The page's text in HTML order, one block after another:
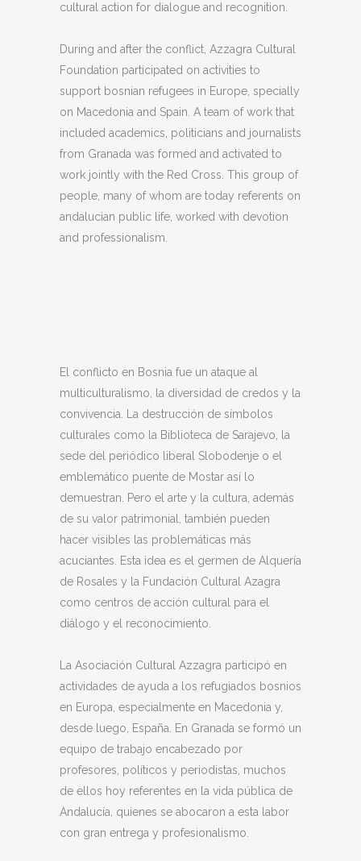
cultural action for dialogue and recognition.
During and after the conflict, Azzagra Cultural
Foundation participated on activities to
support bosnian refugees in Europe, specially
on Macedonia and Spain. A team of work that
included academics, politicians and journalists
from Granada was formed and activated to
work jointly with the Red Cross. This group of
people, many of whom are today referents on
andalucian public life, worked with devotion
and professionalism.
El conflicto en Bosnia fue un ataque al
multiculturalismo, la diversidad de credos y la
convivencia. La destrucción de símbolos
culturales como la Biblioteca de Sarajevo, la
sede del periódico liberal Slobodenje o el
emblemático puente de Mostar así lo
demuestran. Pero el arte y la cultura, además
de su valor patrimonial, también pueden
hacer visibles las problemáticas más
acuciantes. Esta idea es el germen de Alquería
de Rosales y la Fundación Cultural Azagra
como centros de acción cultural para el
diálogo y el reconocimiento.
La Asociación Cultural Azzagra participó en
actividades de ayuda a los refugiados bosnios
en Europa, especialmente en Macedonia y,
desde luego, España. En Granada se formó un
equipo de trabajo encabezado por
profesores, políticos y periodistas, muchos
de ellos hoy referentes en la vida pública de
Andalucía, quienes se abocaron a esta labor
con gran entrega y profesionalismo.